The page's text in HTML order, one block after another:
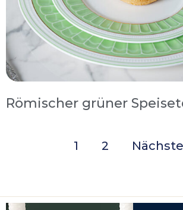
Römischer grüner
1 2